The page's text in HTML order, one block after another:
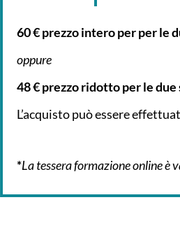
60 €prezzo intero perper le
oppure
48 €prezzo ridotto perle due
L’acquisto può essere
*La tessera formazione online è